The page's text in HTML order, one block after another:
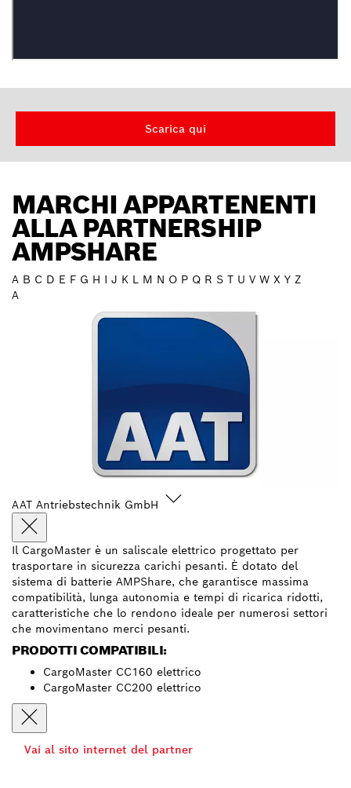
Scarica qui
MARCHI APPARTENENTI
ALLA PARTNERSHIP
AMPSHARE
A B C D E F G H I J K L M N O P Q R S T U V W X Y Z
A
AAT Antriebstechnik GmbH
Il CargoMaster è un saliscale elettrico progettato per
trasportare in sicurezza carichi pesanti. È dotato del
sistema di batterie AMPShare, che garantisce massima
compatibilità, lunga autonomia e tempi di ricarica ridotti,
caratteristiche che lo rendono ideale per numerosi settori
che movimentano merci pesanti.
PRODOTTI COMPATIBILI:
CargoMaster CC160 elettrico
CargoMaster CC200 elettrico
Vai al sito internet del partner